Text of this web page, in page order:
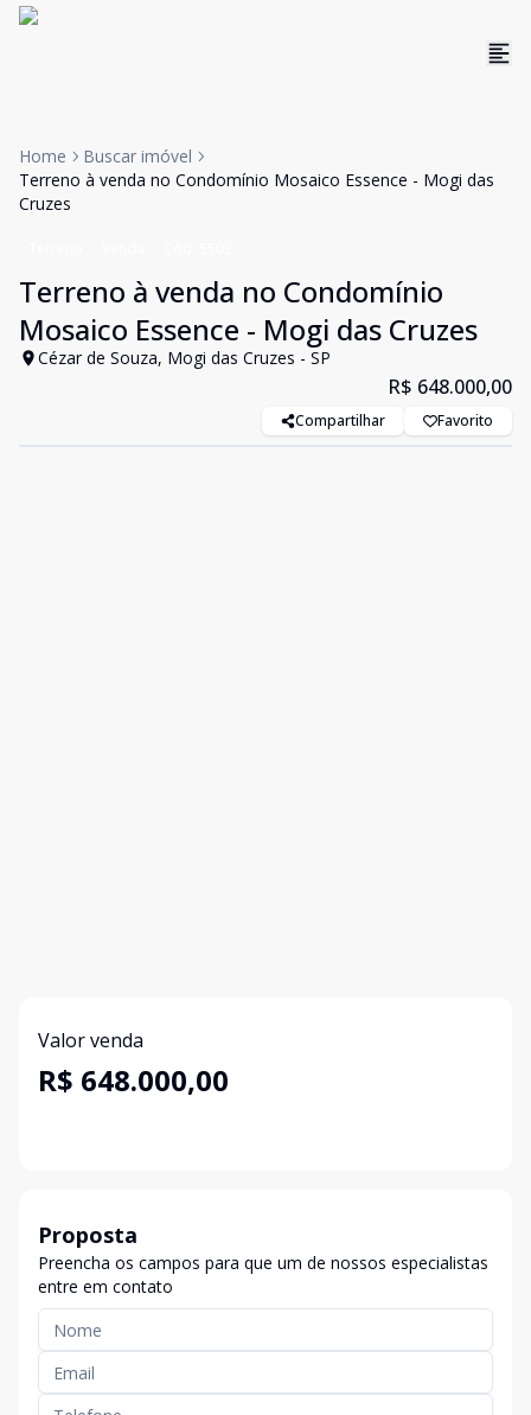
Home
Buscar imóvel
Terreno à venda no Condomínio Mosaico Essence - Mogi das
Cruzes
Terreno à venda no Condomínio
Mosaico Essence - Mogi das Cruzes
Cézar de Souza, Mogi das Cruzes - SP
R$ 648.000,00
Compartilhar Favorito
Valor venda
R$ 648.000,00
Proposta
Preencha os campos para que um de nossos especialistas
entre em contato